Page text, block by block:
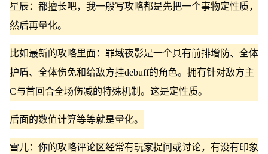
星辰：都擅长吧，我一般写攻略都是先把一个事物定性质，
然后再量化。
比如最新的攻略里面：罪域夜影是一个具有前排增防、全体
护盾、全体伤免和给敌方挂debuff的角色。拥有针对敌方主
C与首回合全场伤减的特殊机制。这是定性质。
后面的数值计算等等就是量化。
雪儿：你的攻略评论区经常有玩家提问或讨论，有没有印象